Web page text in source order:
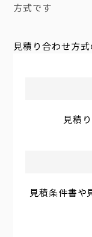
方式です
見積り合わせ方式
見積
見積条件書や